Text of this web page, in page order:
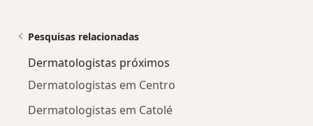
Pesquisas relacionadas
Dermatologistas próximos
Dermatologistas em Centro
Dermatologistas em Catolé